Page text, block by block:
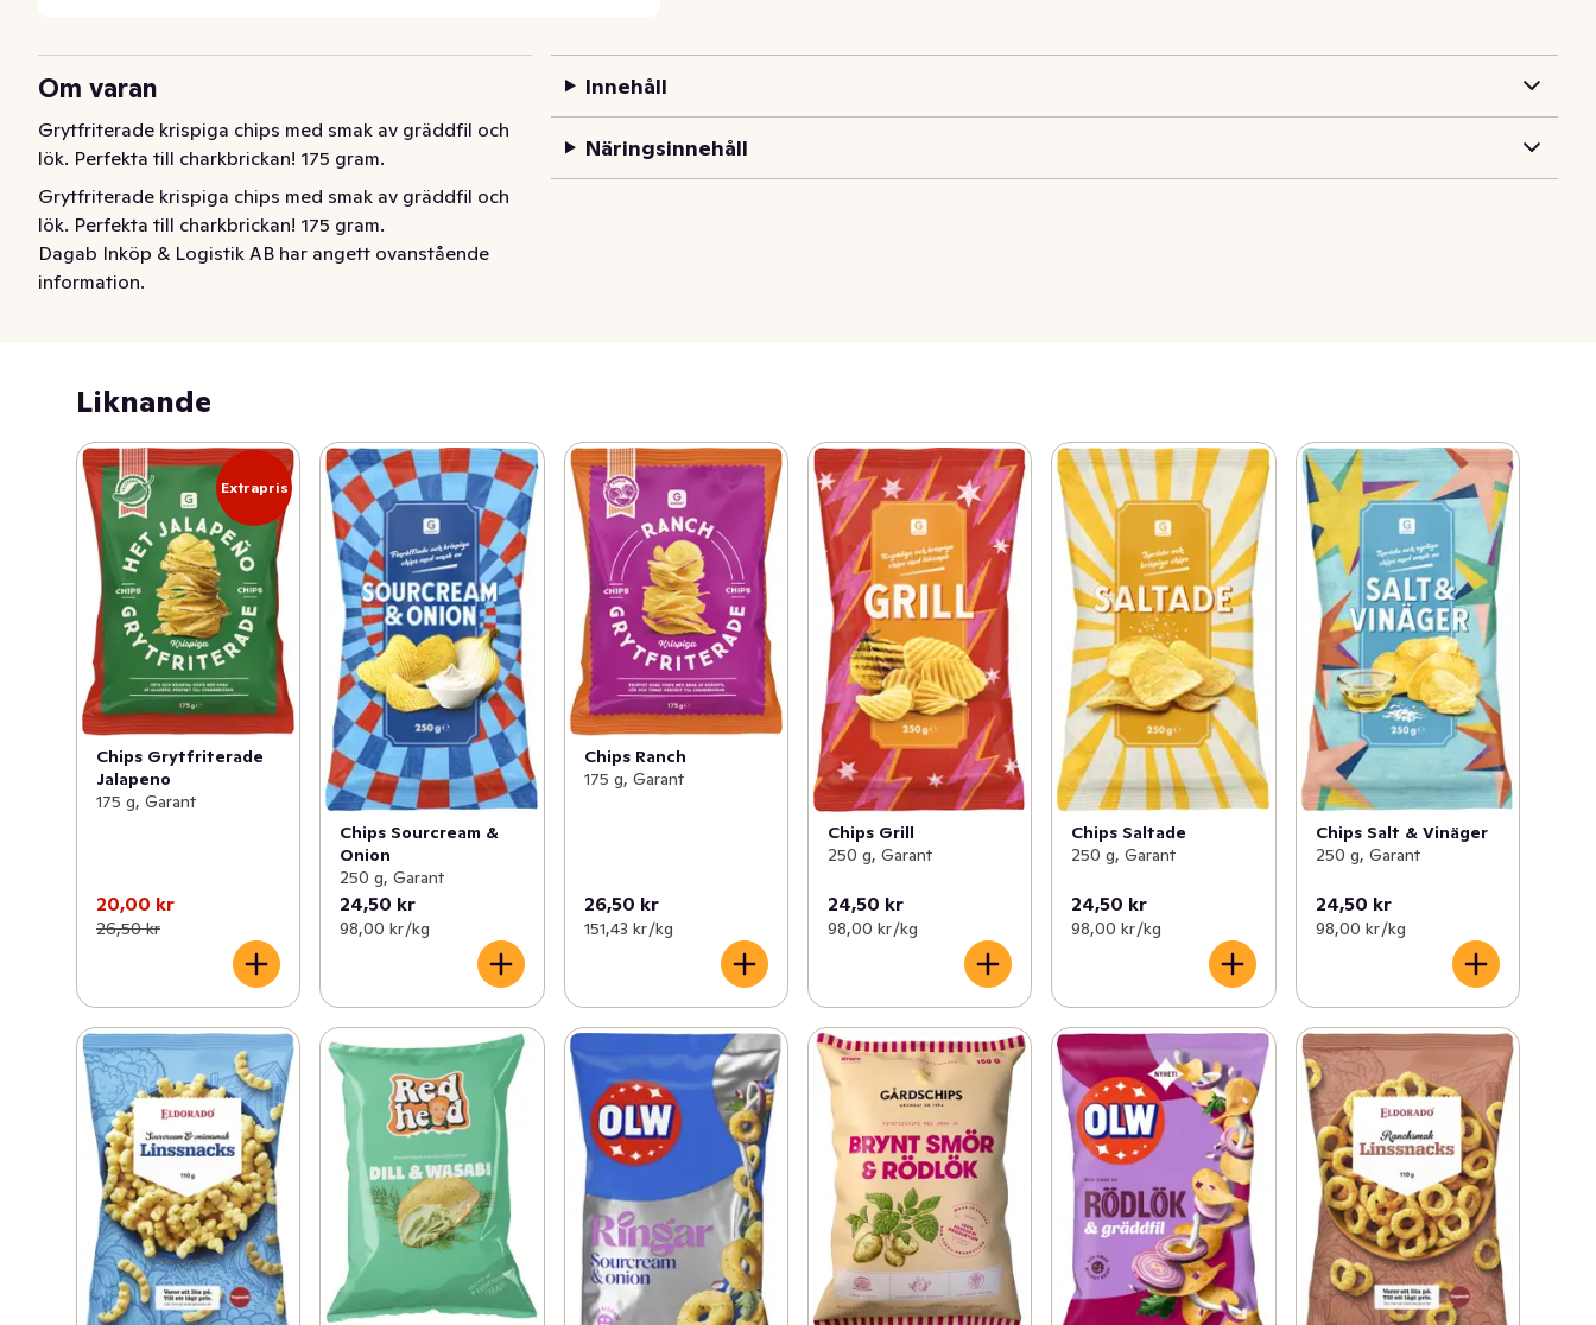
Om varan
Grytfriterade krispiga chips med smak av gräddfil och
lök. Perfekta till charkbrickan! 175 gram.
Grytfriterade krispiga chips med smak av gräddfil och
lök. Perfekta till charkbrickan! 175 gram.
Dagab Inköp & Logistik AB har angett ovanstående
information.
Innehåll
Näringsinnehåll
Liknande
Extrapris
Chips Grytfriterade
Jalapeno
175 g, Garant
20,00 kr
26,50 kr
Chips Sourcream &
Onion
250 g, Garant
24,50 kr
98,00 kr /kg
Chips Ranch
175 g, Garant
26,50 kr
151,43 kr /kg
Chips Grill
250 g, Garant
24,50 kr
98,00 kr /kg
Chips Saltade
250 g, Garant
24,50 kr
98,00 kr /kg
Chips Salt & Vinäger
250 g, Garant
24,50 kr
98,00 kr /kg